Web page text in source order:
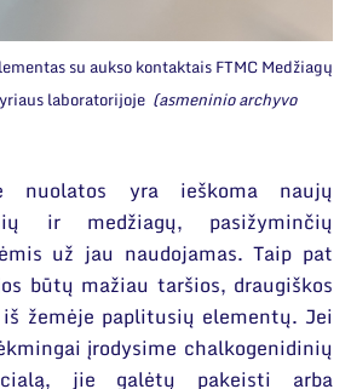
su aukso kontaktais FTMC Medžiagų
laboratorijoje (asmeninio archyvo
nuolatos yra ieškoma naujų
ir medžiagų, pasižyminčių
už jau naudojamas. Taip pat
būtų mažiau taršios, draugiškos
žemėje paplitusių elementų. Jei
įrodysime chalkogenidinių
jie galėtų pakeisti arba